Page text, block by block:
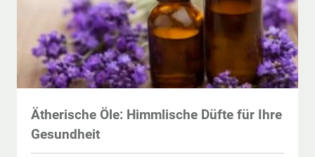
Ätherische Öle: Himmlische Düfte für Ihre
Gesundheit